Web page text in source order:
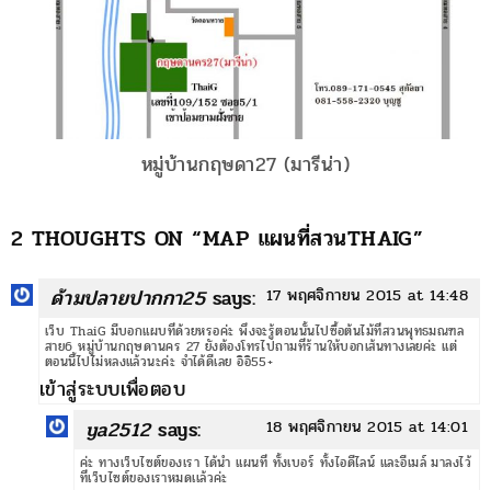
หมู่บ้านกฤษดา27 (มารีน่า)
2 THOUGHTS ON “MAP แผนที่สวนTHAIG”
ด้ามปลายปากกา25 says: 17 พฤศจิกายน 2015 at 14:48
เว็บ ThaiG มีบอกแผบที่ด้วยหรอค่ะ พึ่งจะรู้ตอนนั้นไปซื้อต้นไม้ที่สวนพุทธมณฑล
สาย6 หมู่บ้านกฤษดานคร 27 ยังต้องโทรไปถามที่ร้านให้บอกเส้นทางเลยค่ะ แต่
ตอนนี้ไปไม่หลงแล้วนะค่ะ จำได้ดีเลย อิอิ55+
เข้าสู่ระบบเพื่อตอบ
ya2512 says: 18 พฤศจิกายน 2015 at 14:01
ค่ะ ทางเว็บไซต์ของเรา ได้นำ แผนที่ ทั้งเบอร์ ทั้งไอดีไลน์ และอีเมล์ มาลงไว้
ที่เว็บไซต์ของเราหมดเเล้วค่ะ